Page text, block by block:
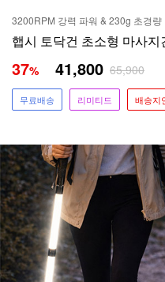
3200RPM 강력 파워 & 230g 초경량
햅시 토닥건 초소형 마사지
37% 41,800 65,900
무료배송 리미티드 배송지